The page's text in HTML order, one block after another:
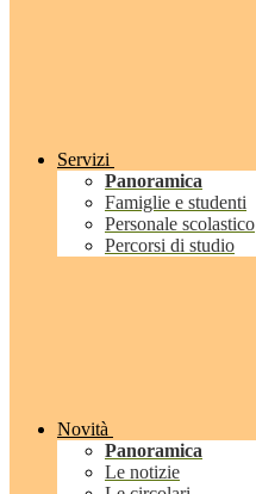
Servizi
Panoramica
Famiglie e studenti
Personale scolastico
Percorsi di studio
Novità
Panoramica
Le notizie